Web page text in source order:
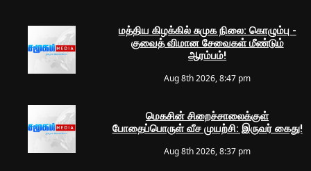
மத்திய கிழக்கில் சுமுக நிலை: கொழும்பு -
குவைத் விமான சேவைகள் மீண்டும்
ஆரம்பம்!
Aug 8th 2026, 8:47 pm
மெகசின் சிறைச்சாலைக்குள்
போதைப்பொருள் வீச முயற்சி: இருவர் கைது!
Aug 8th 2026, 8:37 pm